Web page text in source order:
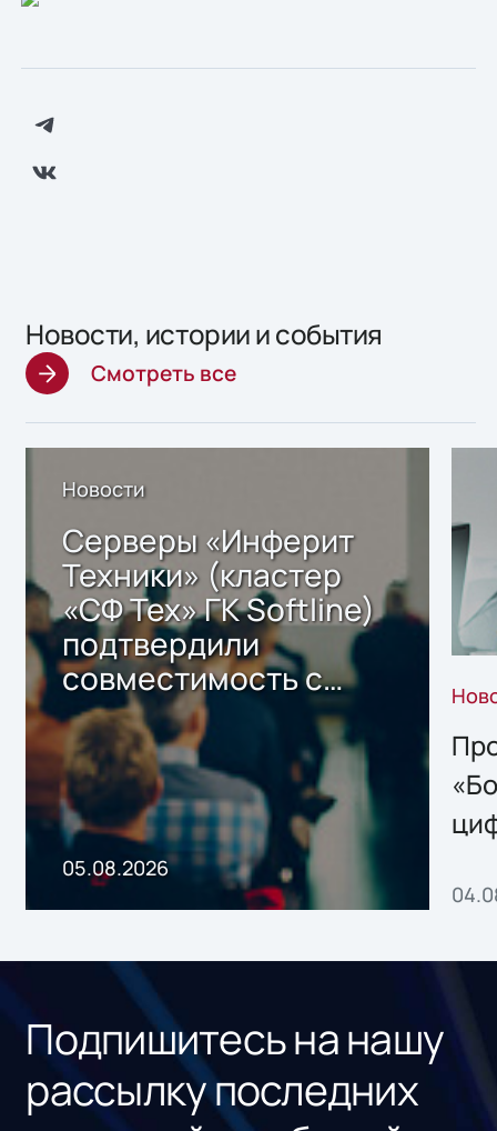
Новости, истории и события
Смотреть все
Новости
Серверы «Инферит
Техники» (кластер
«СФ Тех» ГК Softline)
подтвердили
совместимость с
решением Sharx
Storage 2.x для
хранения данных
05.08.2026
Подпишитесь на нашу
рассылку последних